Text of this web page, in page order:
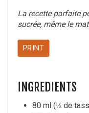
La recette parfaite
sucrée, même le
PRINT
INGREDIENTS
80 ml (⅓ de